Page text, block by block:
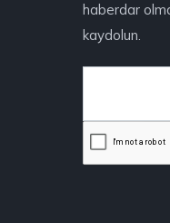
haberdar
kaydolun.